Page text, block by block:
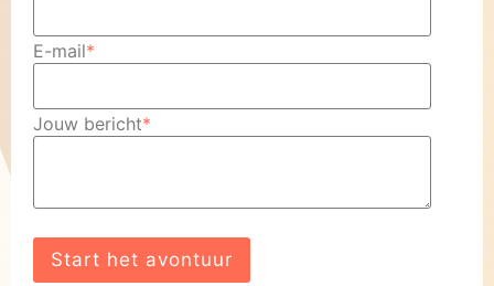
E-mail*
Jouw bericht*